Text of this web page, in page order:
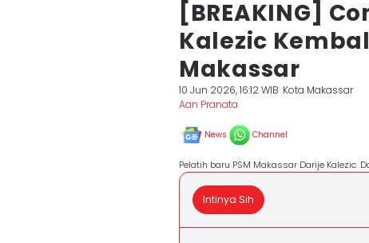
[BREAKING]
Kalezic
Makassar
10 Jun 2026, 16:12 WIB Kota Makassar
Aan Pranata
News Channel
Pelatih baru PSM Makassar Darije Kalezic.
Intinya Sih